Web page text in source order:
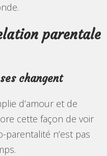
parentale
changent
d’amour et de
cette façon de voir
parentalité n’est pas